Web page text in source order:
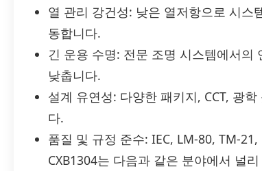
열 관리 강건성: 낮은 열저항으로 시스
동합니다.
긴 운용 수명: 전문 조명 시스템에서
낮춥니다.
설계 유연성: 다양한 패키지, CCT, 광
다.
품질 및 규정 준수: IEC, LM-80, TM-
CXB1304는 다음과 같은 분야에서 널